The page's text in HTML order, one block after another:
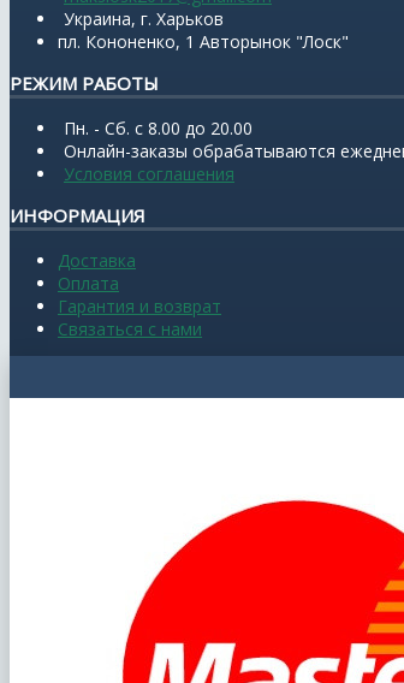
Украина, г. Харьков
пл. Кононенко, 1 Авторынок "Лоск"
РЕЖИМ РАБОТЫ
Пн. - Сб. с 8.00 до 20.00
Онлайн-заказы обрабатываются
Условия соглашения
ИНФОРМАЦИЯ
Доставка
Оплата
Гарантия и возврат
Связаться с нами